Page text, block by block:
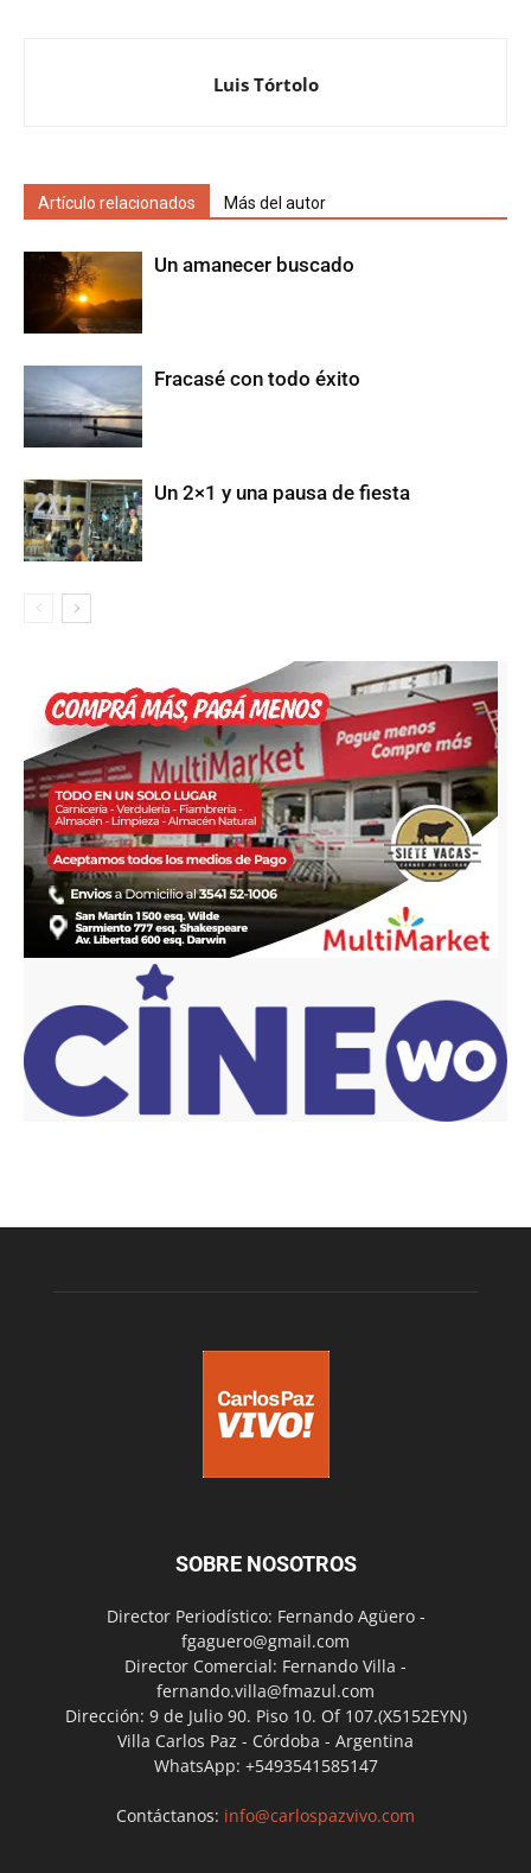
Luis Tórtolo
Artículo relacionados Más del autor
Un amanecer buscado
Fracasé con todo éxito
Un 2×1 y una pausa de fiesta
SOBRE NOSOTROS
Director Periodístico: Fernando Agüero -
fgaguero@gmail.com
Director Comercial: Fernando Villa -
fernando.villa@fmazul.com
Dirección: 9 de Julio 90. Piso 10. Of 107.(X5152EYN)
Villa Carlos Paz - Córdoba - Argentina
WhatsApp: +5493541585147
Contáctanos: info@carlospazvivo.com